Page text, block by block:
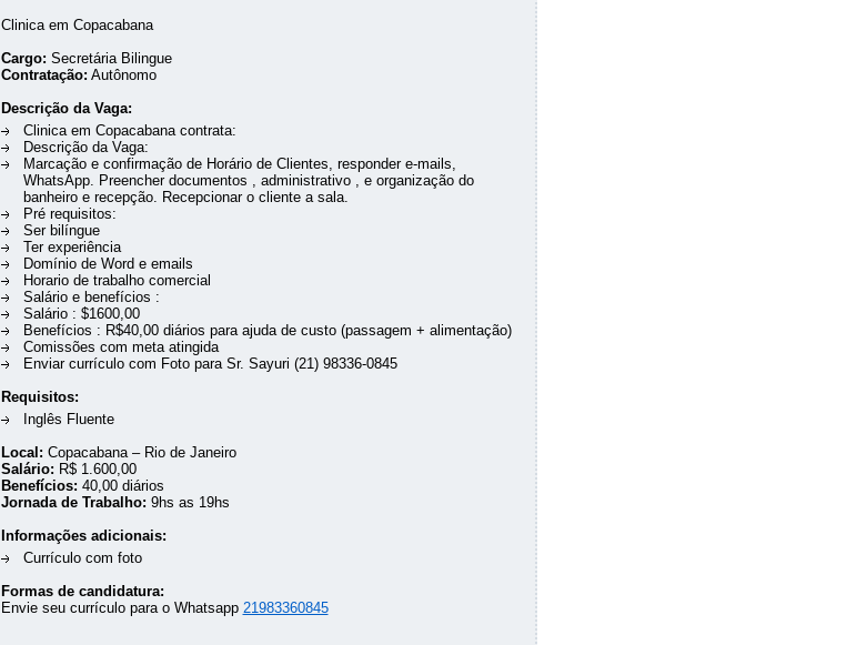
Clinica em Copacabana
Cargo: Secretária Bilingue
Contratação: Autônomo
Descrição da Vaga:
Clinica em Copacabana contrata:
Descrição da Vaga:
Marcação e confirmação de Horário de Clientes, responder e-mails,
WhatsApp. Preencher documentos , administrativo , e organização do
banheiro e recepção. Recepcionar o cliente a sala.
Pré requisitos:
Ser bilíngue
Ter experiência
Domínio de Word e emails
Horario de trabalho comercial
Salário e benefícios :
Salário : $1600,00
Benefícios : R$40,00 diários para ajuda de custo (passagem + alimentação)
Comissões com meta atingida
Enviar currículo com Foto para Sr. Sayuri (21) 98336-0845
Requisitos:
Inglês Fluente
Local: Copacabana – Rio de Janeiro
Salário: R$ 1.600,00
Benefícios: 40,00 diários
Jornada de Trabalho: 9hs as 19hs
Informações adicionais:
Currículo com foto
Formas de candidatura:
Envie seu currículo para o Whatsapp 21983360845